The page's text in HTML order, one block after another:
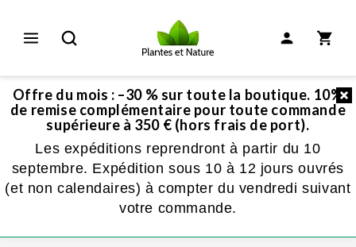
Offre du mois : –30 % sur toute la boutique. 10%
de remise complémentaire pour toute commande
supérieure à 350 € (hors frais de port).
Les expéditions reprendront à partir du 10
septembre. Expédition sous 10 à 12 jours ouvrés
(et non calendaires) à compter du vendredi suivant
votre commande.